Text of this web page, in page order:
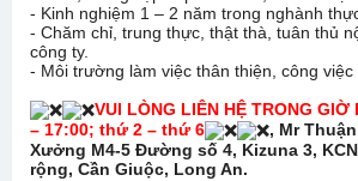
- Kinh nghiệm 1 – 2 năm trong nghành
- Chăm chỉ, trung thực, thật thà, tuân thủ
công ty.
- Môi trường làm việc thân thiện, công việc
VUI LÒNG LIÊN HỆ TRONG GIỜ
– 17:00; thứ 2 – thứ 6
, Mr
Xưởng M4-5 Đường số 4, Kizuna 3,
rộng, Cần Giuộc, Long An.